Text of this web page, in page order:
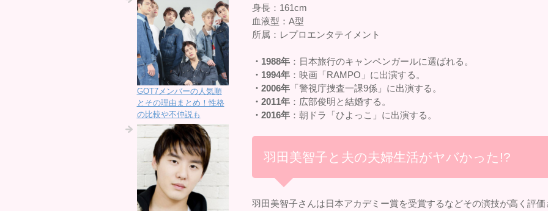
身長：161cm
血液型：A型
所属：レプロエンタテイメント
・1988年 ：日本旅行のキャンペンガールに選ばれる。
・1994年 ：映画「RAMPO」に出演する。
・2006年 「警視庁捜査一課9係」に出演する。
・2011年 ：広部俊明と結婚する。
・2016年 ：朝ドラ「ひよっこ」に出演する。
羽田美智子と夫の夫婦生活がヤバかった!?
羽田美智子さんは日本アカデミー賞を受賞するなどその演技が高く評価
GOT7メンバーの人気順
とその理由まとめ！性格
の比較や不仲説も